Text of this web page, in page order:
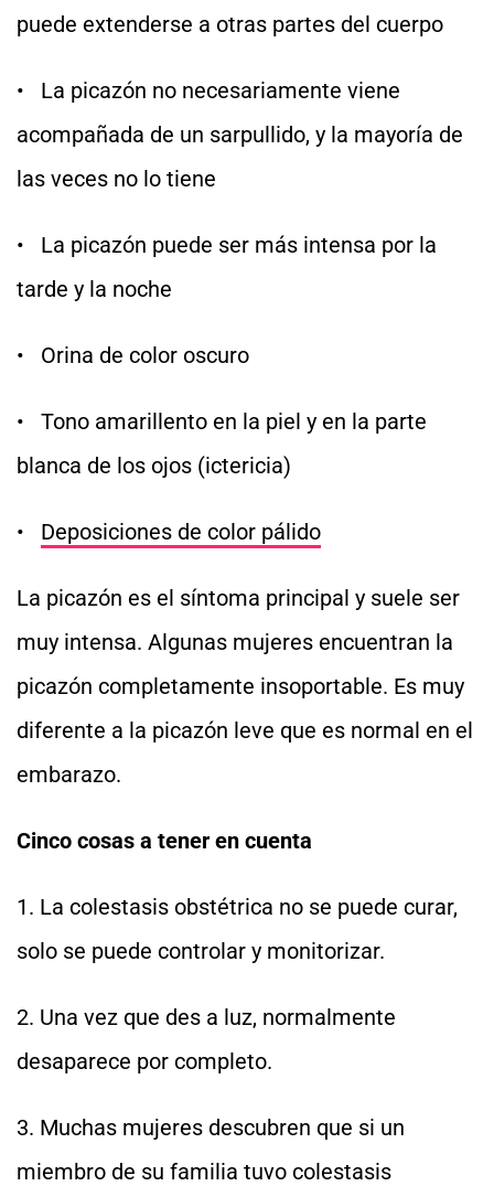
puede extenderse a otras partes del cuerpo
• La picazón no necesariamente viene
acompañada de un sarpullido, y la mayoría de
las veces no lo tiene
• La picazón puede ser más intensa por la
tarde y la noche
• Orina de color oscuro
• Tono amarillento en la piel y en la parte
blanca de los ojos (ictericia)
• Deposiciones de color pálido
La picazón es el síntoma principal y suele ser
muy intensa. Algunas mujeres encuentran la
picazón completamente insoportable. Es muy
diferente a la picazón leve que es normal en el
embarazo.
Cinco cosas a tener en cuenta
1. La colestasis obstétrica no se puede curar,
solo se puede controlar y monitorizar.
2. Una vez que des a luz, normalmente
desaparece por completo.
3. Muchas mujeres descubren que si un
miembro de su familia tuvo colestasis